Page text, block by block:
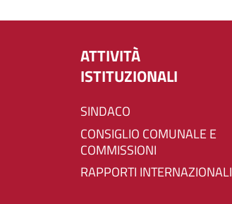
ATTIVITÀ
ISTITUZIONALI
SINDACO
CONSIGLIO COMUNALE E
COMMISSIONI
RAPPORTI INTERNAZIONALI